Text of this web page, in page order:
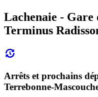
Lachenaie - Gare
Terminus
Arrêts et prochains
Terrebonne-